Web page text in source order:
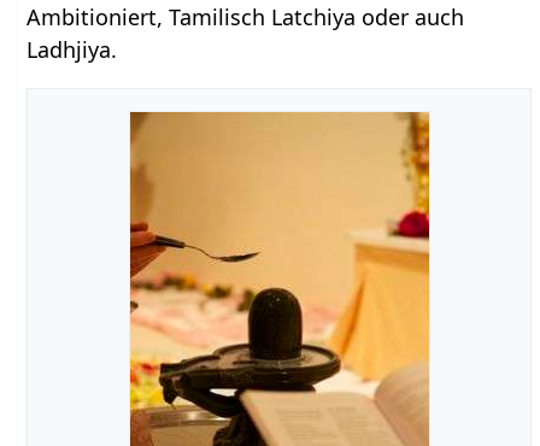
Ambitioniert, Tamilisch Latchiya oder auch
Ladhjiya.